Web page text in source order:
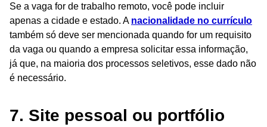
Se a vaga for de trabalho remoto, você pode incluir
apenas a cidade e estado. A nacionalidade no currículo
também só deve ser mencionada quando for um requisito
da vaga ou quando a empresa solicitar essa informação,
já que, na maioria dos processos seletivos, esse dado não
é necessário.
7. Site pessoal ou portfólio